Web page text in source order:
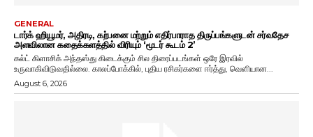
GENERAL
டார்க் ஹியூமர், அதிரடி, கற்பனை மற்றும் எதிர்பாராத திருப்பங்களுடன் சர்வதேச
அளவிலான கதைக்களத்தில் விரியும் ‘மூடர் கூடம் 2’
கல்ட் கிளாசிக் அந்தஸ்து கிடைக்கும் சில திரைப்படங்கள் ஒரே இரவில்
உருவாகிவிடுவதில்லை. காலப்போக்கில், புதிய ரசிகர்களை ஈர்த்து, வெளியான...
August 6, 2026